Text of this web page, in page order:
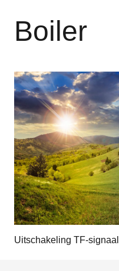
Boiler
Uitschakeling TF-signaal